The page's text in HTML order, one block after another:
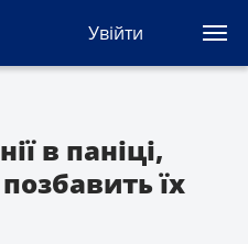
Увійти
RuEn
в паніці,
їх